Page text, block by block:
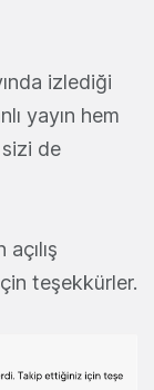
izlediği
yayın hem
de
teşekkürler.